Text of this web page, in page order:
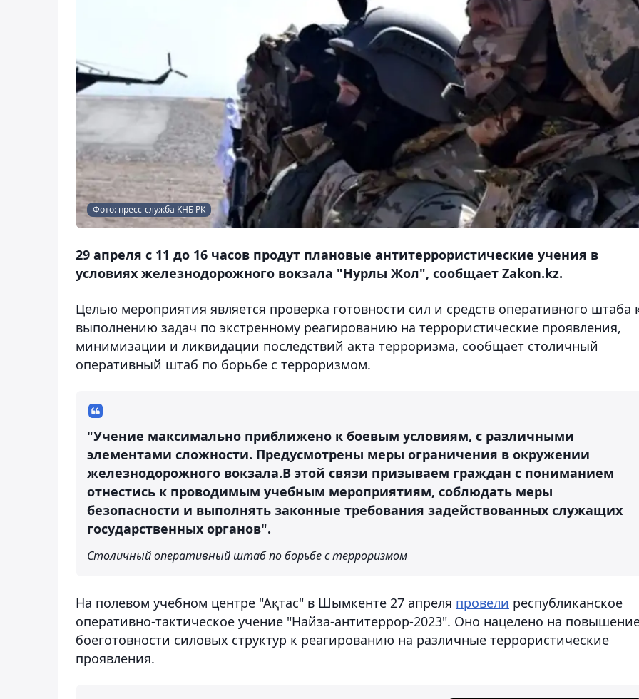
Фото: пресс-служба КНБ РК
29 апреля с 11 до 16 часов продут плановые антитеррористические учения в
условиях железнодорожного вокзала "Нурлы Жол", сообщает Zakon.kz.
Целью мероприятия является проверка готовности сил и средств оперативного штаба
выполнению задач по экстренному реагированию на террористические проявления,
минимизации и ликвидации последствий акта терроризма, сообщает столичный
оперативный штаб по борьбе с терроризмом.
"Учение максимально приближено к боевым условиям, с различными
элементами сложности. Предусмотрены меры ограничения в окружении
железнодорожного вокзала.В этой связи призываем граждан с пониманием
отнестись к проводимым учебным мероприятиям, соблюдать меры
безопасности и выполнять законные требования задействованных служащих
государственных органов".
Столичный оперативный штаб по борьбе с терроризмом
На полевом учебном центре "Ақтас" в Шымкенте 27 апреля провели республиканское
оперативно-тактическое учение "Найза-антитеррор-2023". Оно нацелено на
боеготовности силовых структур к реагированию на различные террористические
проявления.